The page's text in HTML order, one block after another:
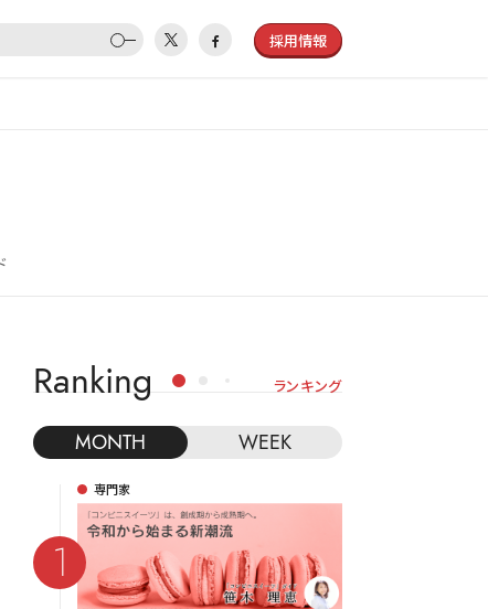
採用情報
Ranking ランキング
MONTH WEEK
専門家